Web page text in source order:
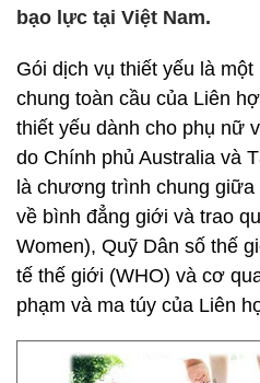
bạo lực tại Việt Nam.
Gói dịch vụ thiết yếu là
chung toàn cầu của Liên
thiết yếu dành cho phụ nữ
do Chính phủ Australia và
là chương trình chung
về bình đẳng giới và trao
Women), Quỹ Dân số thế
tế thế giới (WHO) và cơ
phạm và ma túy của Liên